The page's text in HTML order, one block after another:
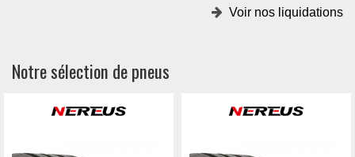
Voir nos liquidations
Notre sélection de pneus